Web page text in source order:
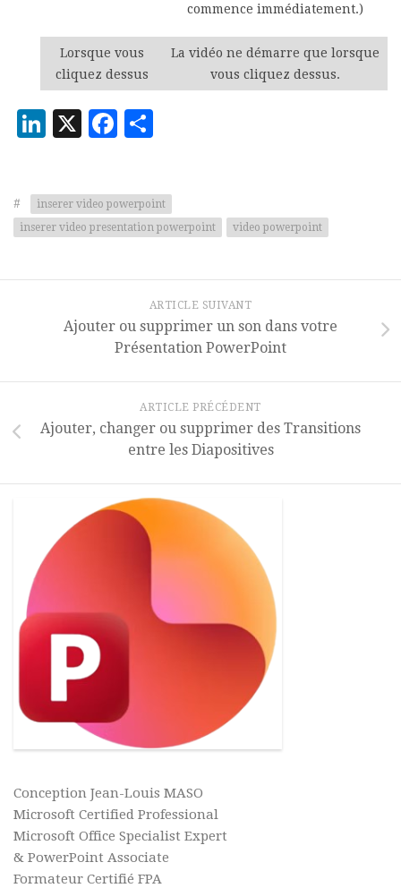
commence immédiatement.)
Lorsque vous
cliquez dessus
La vidéo ne démarre que lorsque
vous cliquez dessus.
LinkedIn
X Facebook
#
inserer video powerpoint
inserer video presentation powerpoint
video powerpoint
ARTICLE SUIVANT
Ajouter ou supprimer un son dans votre
Présentation PowerPoint
ARTICLE PRÉCÉDENT
Ajouter, changer ou supprimer des Transitions
entre les Diapositives
Conception Jean-Louis MASO
Microsoft Certified Professional
Microsoft Office Specialist Expert
& PowerPoint Associate
Formateur Certifié FPA